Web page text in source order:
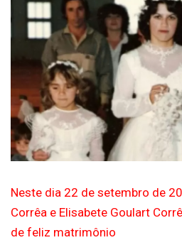
Neste dia 22 de setembro de
Corrêa e Elisabete Goulart
de feliz matrimônio